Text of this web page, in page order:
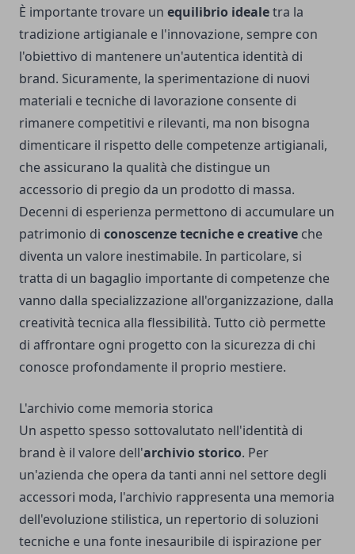
È importante trovare un equilibrio idealetra la
tradizione artigianale e l'innovazione, sempre con
l'obiettivo di mantenere un'autentica identità di
brand. Sicuramente, la sperimentazione di nuovi
materiali e tecniche di lavorazione consente di
rimanere competitivi e rilevanti, ma non bisogna
dimenticare il rispetto delle competenze artigianali,
che assicurano la qualità che distingue un
accessorio di pregio da un prodotto di massa.
Decenni di esperienza permettono di accumulare un
patrimonio di conoscenze tecniche e creative che
diventa un valore inestimabile. In particolare, si
tratta di un bagaglio importante di competenze che
vanno dalla specializzazione all'organizzazione, dalla
creatività tecnica alla flessibilità. Tutto ciò permette
di affrontare ogni progetto con la sicurezza di chi
conosce profondamente il proprio mestiere.
L'archivio come memoria storica
Un aspetto spesso sottovalutato nell'identità di
brand è il valore dell'archivio storico. Per
un'azienda che opera da tanti anni nel settore degli
accessori moda, l'archivio rappresenta una memoria
dell'evoluzione stilistica, un repertorio di soluzioni
tecniche e una fonte inesauribile di ispirazione per